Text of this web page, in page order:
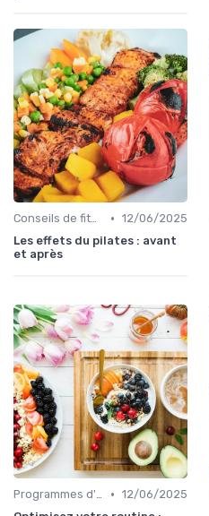
Conseils de fitness • 12/06/2025
Les effets du pilates : avant
et après
Programmes d'entraînement • 12/06/2025